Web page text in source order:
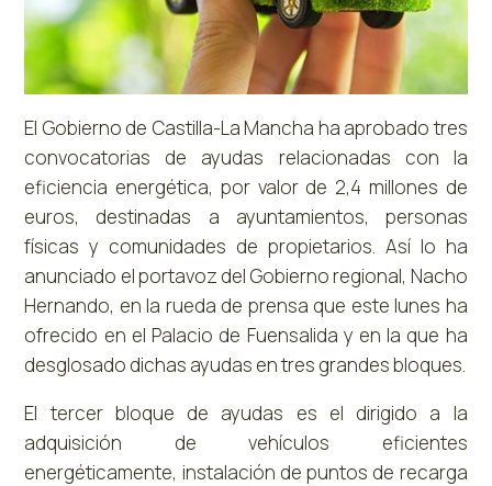
El Gobierno de Castilla-La Mancha ha aprobado tres
convocatorias de ayudas relacionadas con la
eficiencia energética, por valor de 2,4 millones de
euros, destinadas a ayuntamientos, personas
físicas y comunidades de propietarios. Así lo ha
anunciado el portavoz del Gobierno regional, Nacho
Hernando, en la rueda de prensa que este lunes ha
ofrecido en el Palacio de Fuensalida y en la que ha
desglosado dichas ayudas en tres grandes bloques.
El tercer bloque de ayudas es el dirigido a la
adquisición de vehículos eficientes
energéticamente, instalación de puntos de recarga